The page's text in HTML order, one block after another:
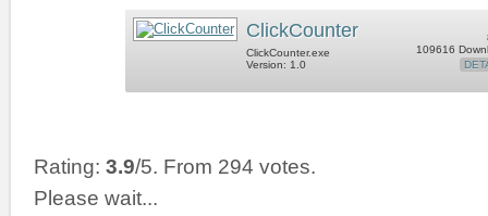
ClickCounter
ClickCounter.exe
Version: 1.0
109616
Rating: 3.9/5. From 294 votes.
Please wait...